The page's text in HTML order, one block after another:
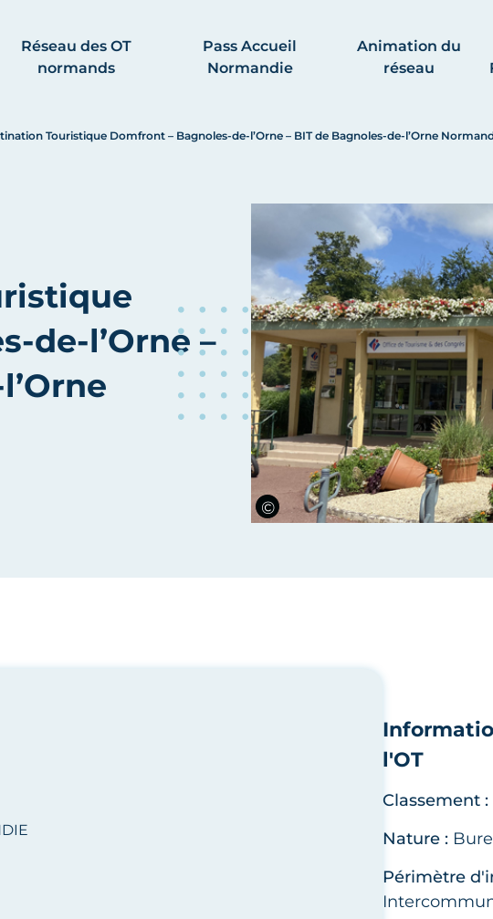
Réseau des OT
normands
Pass Accueil
Normandie
Animation du
réseau
Touristique Domfront – Bagnoles-de-l’Orne – BIT de Bagnoles-de-l’Orne
de-l’Orne –
l'OT
Classement :
Nature :
Périmètre